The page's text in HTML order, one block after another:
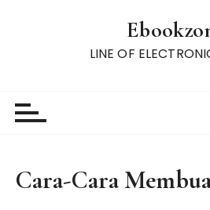
LINE OF
Cara-Cara